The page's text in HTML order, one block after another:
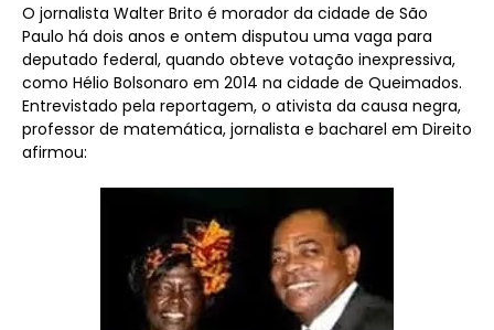
O jornalista Walter Brito é morador da cidade de São
Paulo há dois anos e ontem disputou uma vaga para
deputado federal, quando obteve votação inexpressiva,
como Hélio Bolsonaro em 2014 na cidade de Queimados.
Entrevistado pela reportagem, o ativista da causa negra,
professor de matemática, jornalista e bacharel em Direito
afirmou: